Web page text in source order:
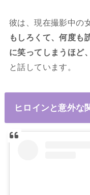
彼は、現在撮影中の
もしろくて、何度も
に笑ってしまうほど
と話しています。
ヒロインと意外な